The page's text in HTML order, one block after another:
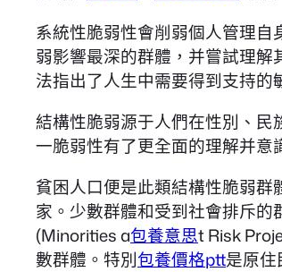
系統性脆弱性會削弱個人管理自
弱影響最深的群體，并嘗試理
法指出了人生中需要得到支持的
結構性脆弱源于人們在性別、民
一脆弱性有了更全面的理解并
貧困人口便是此類結構性脆弱
家。少數群體和受到社會排斥的
(Minorities a包養意思t Risk
數群體。特別包養價格ptt是原住